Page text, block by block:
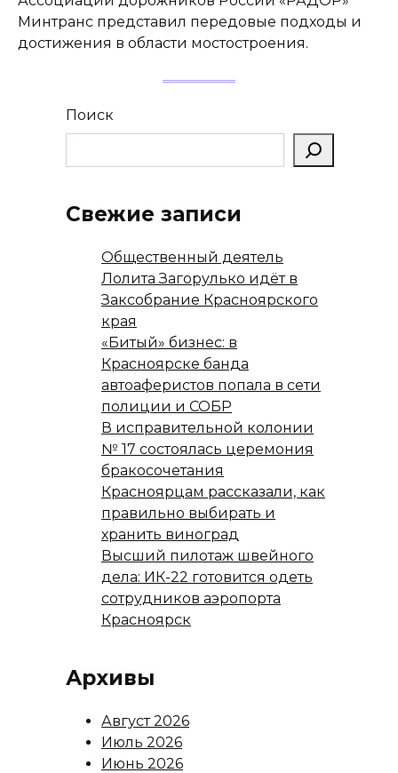
Минтранс представил передовые подходы и
достижения в области мостостроения.
Поиск
Свежие записи
Общественный деятель
Лолита Загорулько идёт в
Заксобрание Красноярского
края
«Битый» бизнес: в
Красноярске банда
автоаферистов попала в сети
полиции и СОБР
В исправительной колонии
№ 17 состоялась церемония
бракосочетания
Красноярцам рассказали, как
правильно выбирать и
хранить виноград
Высший пилотаж швейного
дела: ИК-22 готовится одеть
сотрудников аэропорта
Красноярск
Архивы
Август 2026
Июль 2026
Июнь 2026